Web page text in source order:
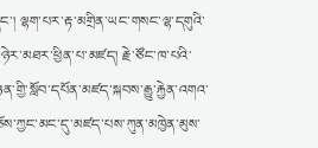
ལྷག་པར་རྟ་མགྲིན་ཡང་གསང་ལྷ་དགུའི་
རྗེ་ཙོང་ཁ་པའི་